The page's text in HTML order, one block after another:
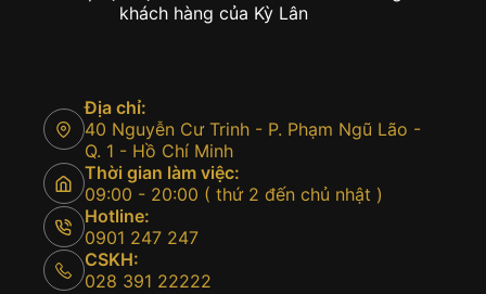
khách hàng của Kỳ Lân
Địa chỉ:
40 Nguyễn Cư Trinh - P. Phạm Ngũ Lão -
Q. 1 - Hồ Chí Minh
Thời gian làm việc:
09:00 - 20:00 ( thứ 2 đến chủ nhật )
Hotline:
0901 247 247
CSKH:
028 391 22222